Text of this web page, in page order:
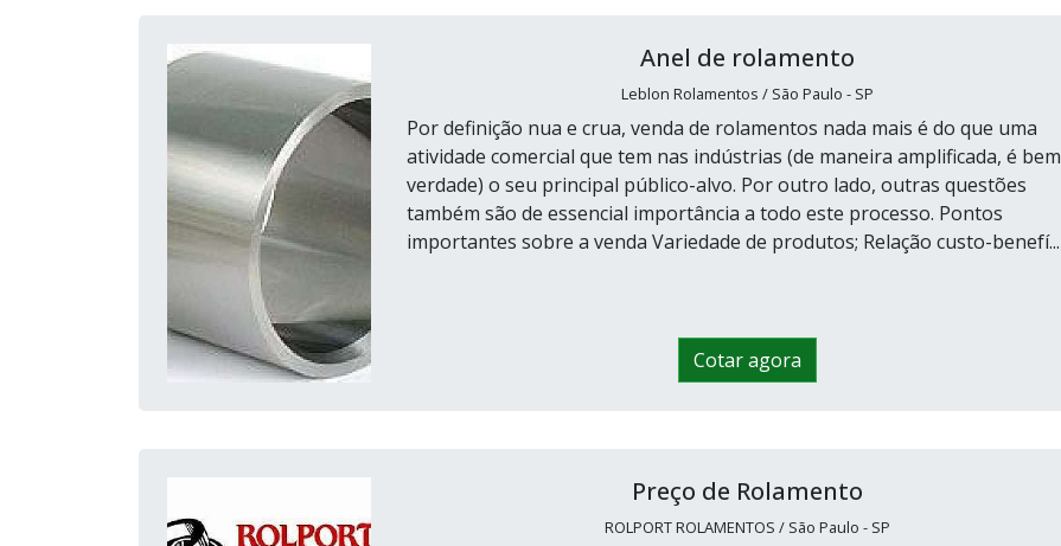
Anel de rolamento
Leblon Rolamentos / São Paulo - SP
Por definição nua e crua, venda de rolamentos nada mais é do que uma
atividade comercial que tem nas indústrias (de maneira amplificada, é bem
verdade) o seu principal público-alvo. Por outro lado, outras questões
também são de essencial importância a todo este processo. Pontos
importantes sobre a venda Variedade de produtos; Relação custo-benefí...
Cotar agora
Preço de Rolamento
ROLPORT ROLAMENTOS / São Paulo - SP